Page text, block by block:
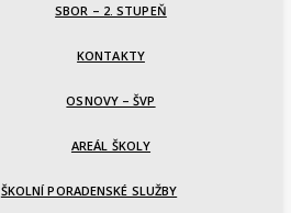
SBOR – 2. STUPEŇ
KONTAKTY
OSNOVY – ŠVP
AREÁL ŠKOLY
ŠKOLNÍ PORADENSKÉ SLUŽBY